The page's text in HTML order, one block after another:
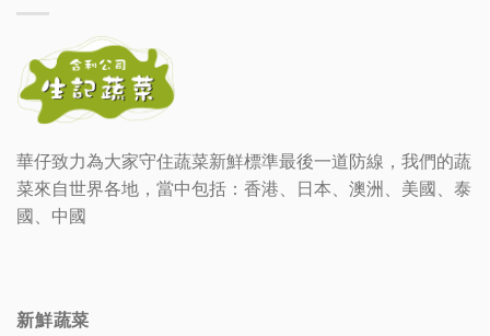
華仔致力為大家守住蔬菜新鮮標準最後一道防線，我們的蔬
菜來自世界各地，當中包括：香港、日本、澳洲、美國、泰
國、中國
新鮮蔬菜